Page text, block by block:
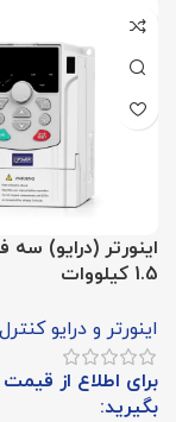
اینورتر (درایو) سه
1.5 کیلووات
اینورتر و درایو
برای اطلاع از
بگیرید: